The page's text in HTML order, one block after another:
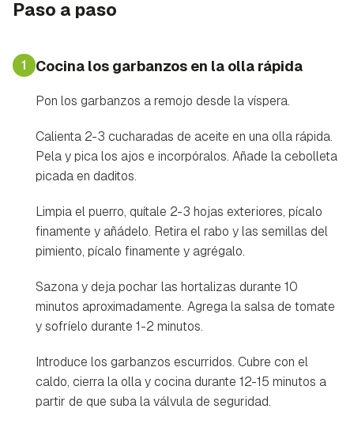
Paso a paso
1 Cocina los garbanzos en la olla rápida
Pon los garbanzos a remojo desde la víspera.
Calienta 2-3 cucharadas de aceite en una olla rápida.
Pela y pica los ajos e incorpóralos. Añade la cebolleta
picada en daditos.
Limpia el puerro, quítale 2-3 hojas exteriores, pícalo
finamente y añádelo. Retira el rabo y las semillas del
pimiento, pícalo finamente y agrégalo.
Sazona y deja pochar las hortalizas durante 10
minutos aproximadamente. Agrega la salsa de tomate
y sofríelo durante 1-2 minutos.
Introduce los garbanzos escurridos. Cubre con el
caldo, cierra la olla y cocina durante 12-15 minutos a
partir de que suba la válvula de seguridad.